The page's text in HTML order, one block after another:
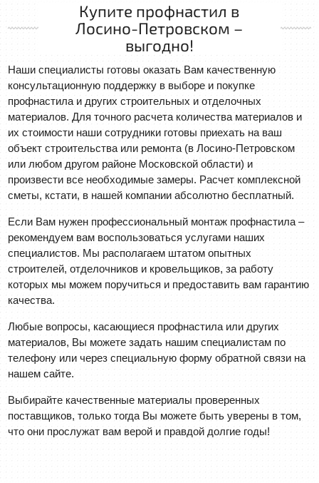
Купите профнастил в
Лосино-Петровском –
выгодно!
Наши специалисты готовы оказать Вам качественную
консультационную поддержку в выборе и покупке
профнастила и других строительных и отделочных
материалов. Для точного расчета количества материалов и
их стоимости наши сотрудники готовы приехать на ваш
объект строительства или ремонта (в Лосино-Петровском
или любом другом районе Московской области) и
произвести все необходимые замеры. Расчет комплексной
сметы, кстати, в нашей компании абсолютно бесплатный.
Если Вам нужен профессиональный монтаж профнастила –
рекомендуем вам воспользоваться услугами наших
специалистов. Мы располагаем штатом опытных
строителей, отделочников и кровельщиков, за работу
которых мы можем поручиться и предоставить вам гарантию
качества.
Любые вопросы, касающиеся профнастила или других
материалов, Вы можете задать нашим специалистам по
телефону или через специальную форму обратной связи на
нашем сайте.
Выбирайте качественные материалы проверенных
поставщиков, только тогда Вы можете быть уверены в том,
что они прослужат вам верой и правдой долгие годы!